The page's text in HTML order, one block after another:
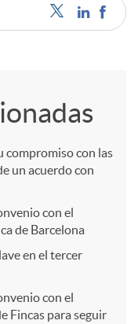
compromiso con las
un acuerdo con
con el
de Barcelona
en el tercer
con el
Fincas para seguir